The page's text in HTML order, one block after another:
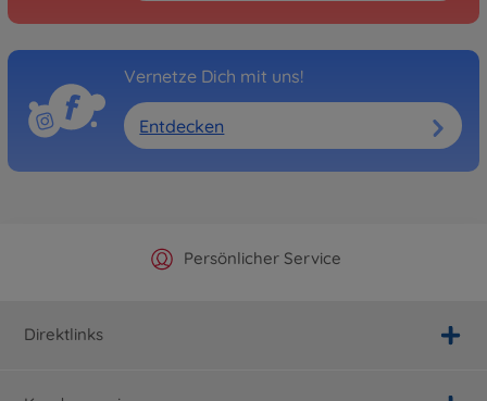
Vernetze Dich mit uns!
Entdecken
Offizieller Hersteller Shop
Persönlicher Service
Versandkostenfrei ab 25€
Schnelle Lieferung
Direktlinks